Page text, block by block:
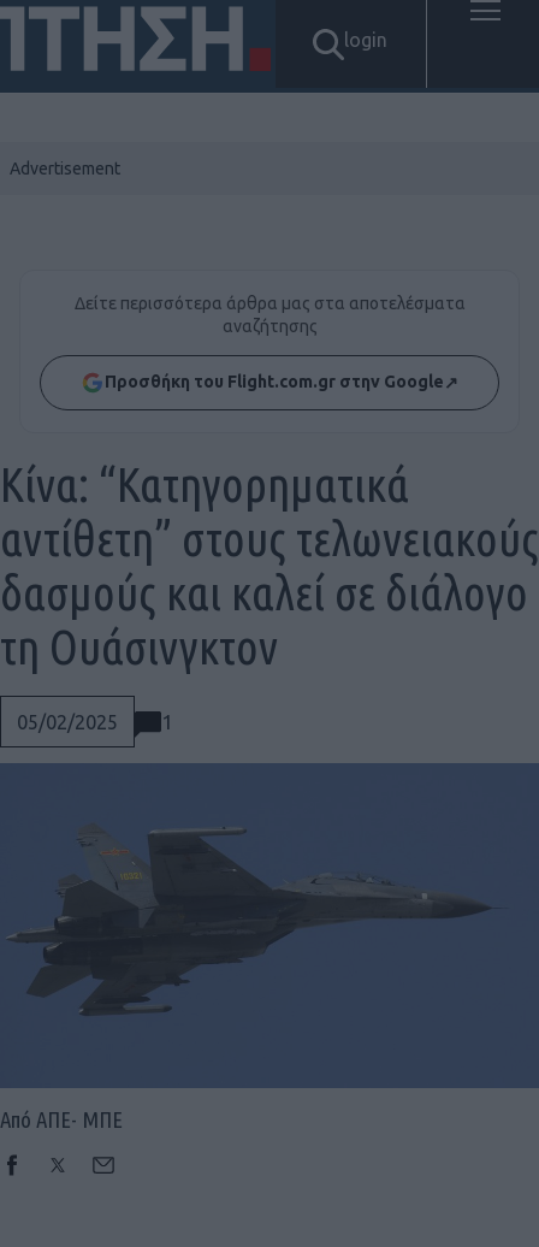
login
Δείτε περισσότερα άρθρα μας στα αποτελέσματα
αναζήτησης
Προσθήκη του Flight.com.gr στην Google↗
05/02/2025 1
Κίνα: “Κατηγορηματικά
αντίθετη” στους τελωνειακούς
δασμούς και καλεί σε διάλογο
τη Ουάσινγκτον
Από ΑΠΕ- ΜΠΕ